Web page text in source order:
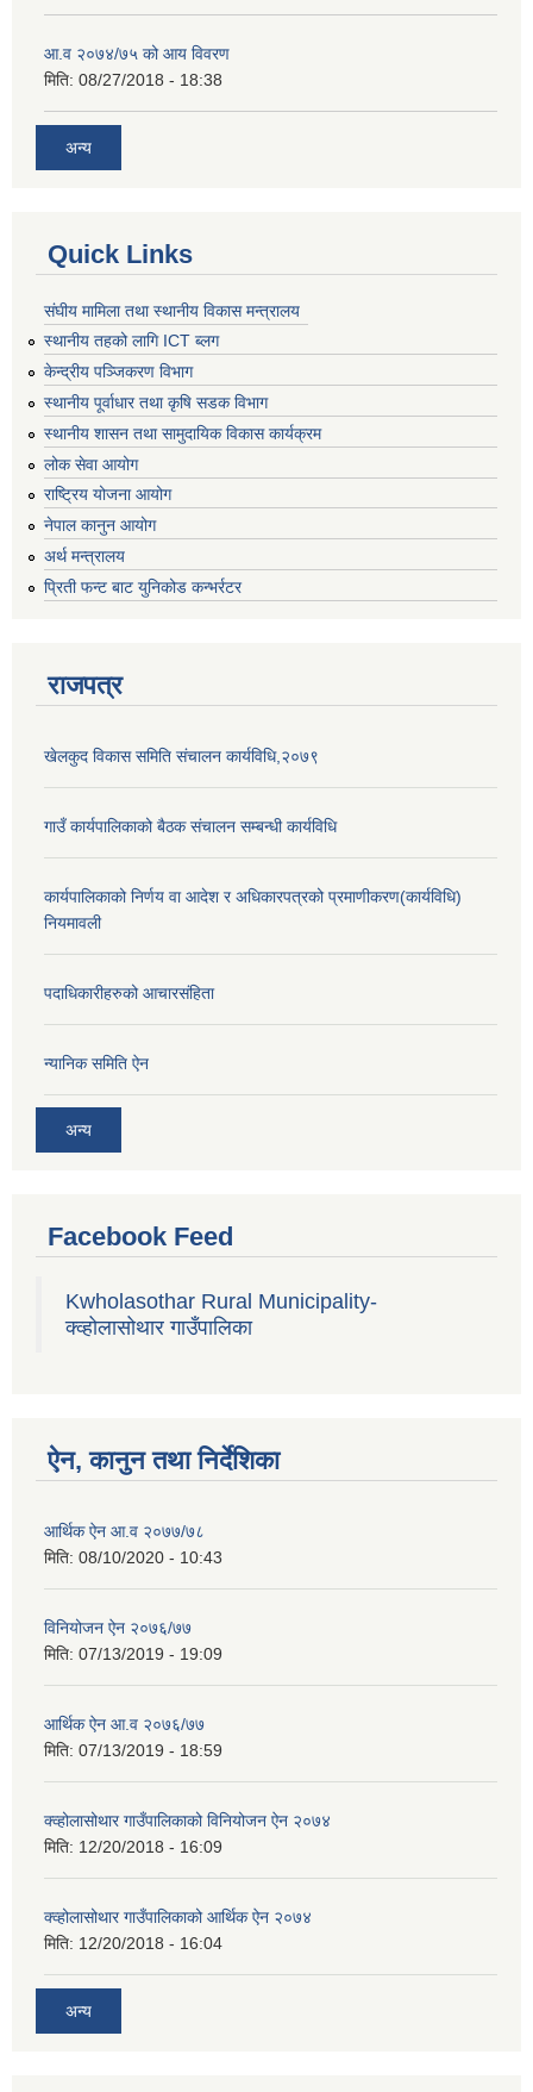
आ.व २०७४/७५ को आय विवरण
मिति: 08/27/2018 - 18:38
अन्य
Quick Links
संघीय मामिला तथा स्थानीय विकास मन्त्रालय
स्थानीय तहको लागि ICT ब्लग
केन्द्रीय पञ्जिकरण विभाग
स्थानीय पूर्वाधार तथा कृषि सडक विभाग
स्थानीय शासन तथा सामुदायिक विकास कार्यक्रम
लोक सेवा आयोग
राष्ट्रिय योजना आयोग
नेपाल कानुन आयोग
अर्थ मन्त्रालय
प्रिती फन्ट बाट युनिकोड कन्भर्रटर
राजपत्र
खेलकुद विकास समिति संचालन कार्यविधि,२०७९
गाउँ कार्यपालिकाको बैठक संचालन सम्बन्धी कार्यविधि
कार्यपालिकाको निर्णय वा आदेश र अधिकारपत्रको प्रमाणीकरण(कार्यविधि)
नियमावली
पदाधिकारीहरुको आचारसंहिता
न्यानिक समिति ऐन
अन्य
Facebook Feed
Kwholasothar Rural Municipality-
क्व्होलासोथार गाउँपालिका
ऐन, कानुन तथा निर्देशिका
आर्थिक ऐन आ.व २०७७/७८
मिति: 08/10/2020 - 10:43
विनियोजन ऐन २०७६/७७
मिति: 07/13/2019 - 19:09
आर्थिक ऐन आ.व २०७६/७७
मिति: 07/13/2019 - 18:59
क्व्होलासोथार गाउँपालिकाको विनियोजन ऐन २०७४
मिति: 12/20/2018 - 16:09
क्व्होलासोथार गाउँपालिकाको आर्थिक ऐन २०७४
मिति: 12/20/2018 - 16:04
अन्य